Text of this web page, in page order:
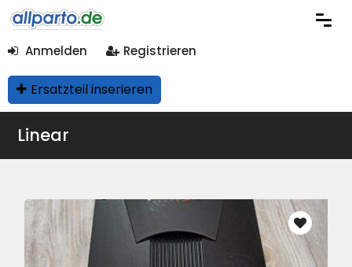
Anmelden Registrieren
Ersatzteil inserieren
Linear